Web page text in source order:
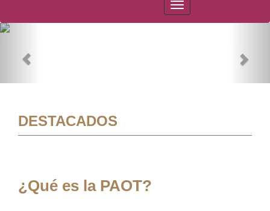
PAOT
DESTACADOS
¿Qué es la PAOT?